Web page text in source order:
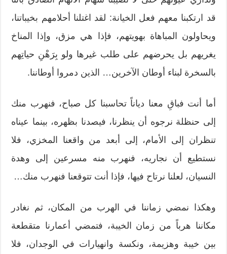
قد ارتكبنا معهم فعل الخيانة: لقد اغتلنا أحلامهم بخيباتنا،
ويحاولون المباهاة بهويتهم، فإذا هي مزق، وإذا المناخ
يغريهم بل يحرضهم على طلب غيرها ولو بِرَهْنِ حياتِهم
بالسخرة لبناء أوطان الآخرين… الذين دمروا أوطاننا.
أما أنت فباقِ معنا دياناً تحاسبنا كل صباح، فنهرب منك
إلى حنظلة نرجوه أن ينظرنا، فيصدنا بظهره، بينما عيناه
تنظران إلى الأمام، إلى أبعد من واقعنا المخزي، فلا
نستطيع أن نجاريه، فنهرب منه مسرعين إلى وهدة
النسيان، لعلنا نرتاح فيها، فإذا أنت تتوقعنا فنهرب منك…
وهكذا نمضي زماننا في الهرب من المكان، ثم نغادر
مكاننا هرباً من زمان الخيبة، فتمضي أعمارنا متقطعة
بين خيبة وهزيمة، ونكسة وانهيارات في الوجدان، فلا